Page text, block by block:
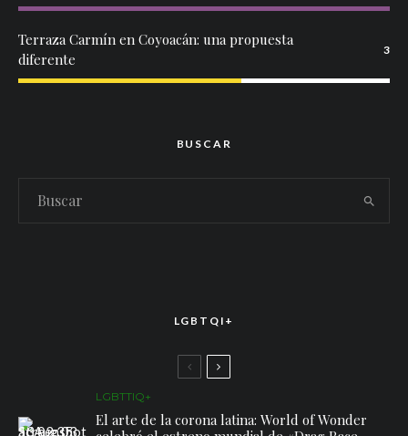
Terraza Carmín en Coyoacán: una propuesta
diferente
3
BUSCAR
LGBTQI+
LGBTTIQ+
El arte de la corona latina: World of Wonder